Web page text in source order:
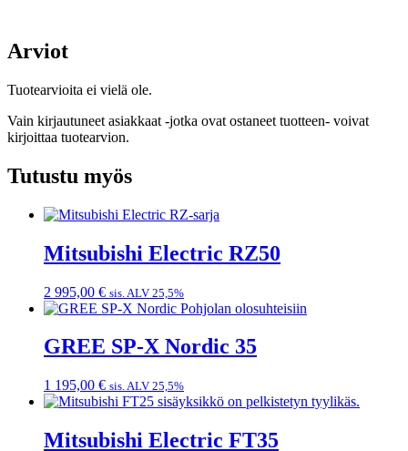
Arviot
Tuotearvioita ei vielä ole.
Vain kirjautuneet asiakkaat -jotka ovat ostaneet tuotteen- voivat
kirjoittaa tuotearvion.
Tutustu myös
Mitsubishi Electric RZ50
2 995,00 € sis. ALV 25,5%
GREE SP-X Nordic 35
1 195,00 € sis. ALV 25,5%
Mitsubishi Electric FT35